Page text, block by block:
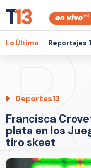
Lo Último Reportajes
Deportes13
Francisca
plata en los
tiro skeet